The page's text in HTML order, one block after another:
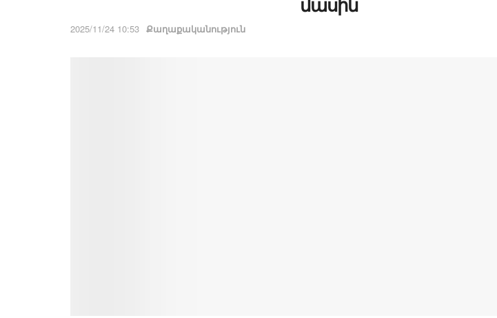
2025/11/24 10:53 Քաղաքականություն